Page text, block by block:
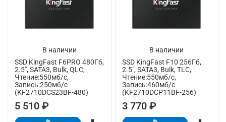
В наличии
SSD KingFast F6PRO 480Гб,
2.5", SATA3, Bulk, QLC,
Чтение:550мб/с,
Запись:250мб/с
(KF2710DCS23BF-480)
5 510 ₽
В наличии
SSD KingFast F10 256Гб,
2.5", SATA3, Bulk, TLC,
Чтение:550мб/с,
Запись:460мб/с
(KF2710DCP11BF-256)
3 770 ₽